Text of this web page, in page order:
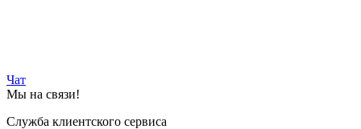
Чат
Мы на связи!
Служба клиентского сервиса